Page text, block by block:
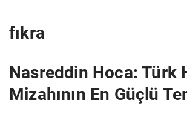
fıkra
Nasreddin Hoca: Türk
Mizahının En Güçlü